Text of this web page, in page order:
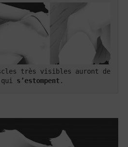
très visibles auront de
s’estompent .